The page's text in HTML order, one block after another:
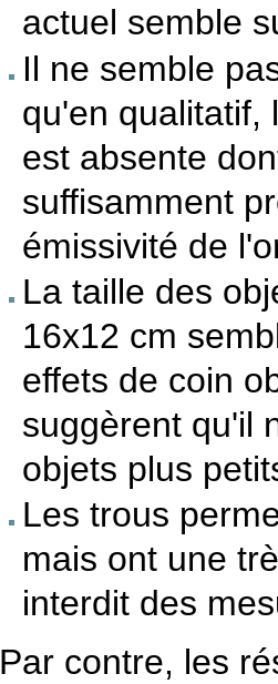
actuel semble
Il ne semble
qu'en qualitatif,
est absente
suffisamment
émissivité de
La taille des
16x12 cm
effets de coin
suggèrent qu'il
objets plus
Les trous
mais ont une
interdit des
Par contre, les